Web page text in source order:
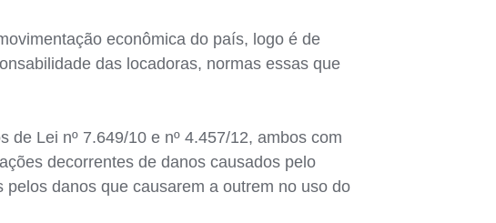
econômica do país, logo é de
das locadoras, normas essas que
Lei nº 7.649/10 e nº 4.457/12, ambos com
decorrentes de danos causados pelo
danos que causarem a outrem no uso do